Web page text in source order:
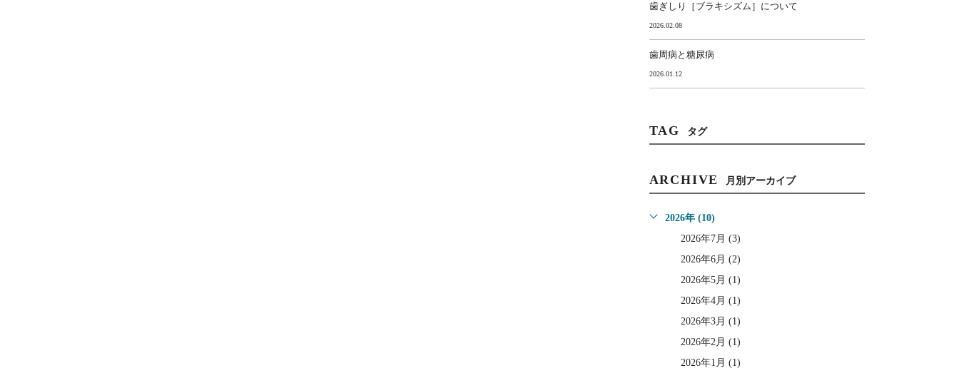
歯ぎしり［ブラキシズム］について
2026.02.08
歯周病と糖尿病
2026.01.12
TAG タグ
ARCHIVE 月別アーカイブ
2026年 (10)
2026年7月 (3)
2026年6月 (2)
2026年5月 (1)
2026年4月 (1)
2026年3月 (1)
2026年2月 (1)
2026年1月 (1)